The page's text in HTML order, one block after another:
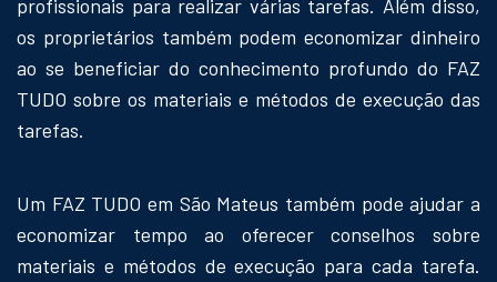
profissionais para realizar várias tarefas. Além disso,
os proprietários também podem economizar dinheiro
ao se beneficiar do conhecimento profundo do FAZ
TUDO sobre os materiais e métodos de execução das
tarefas.
Um FAZ TUDO em São Mateus também pode ajudar a
economizar tempo ao oferecer conselhos sobre
materiais e métodos de execução para cada tarefa.